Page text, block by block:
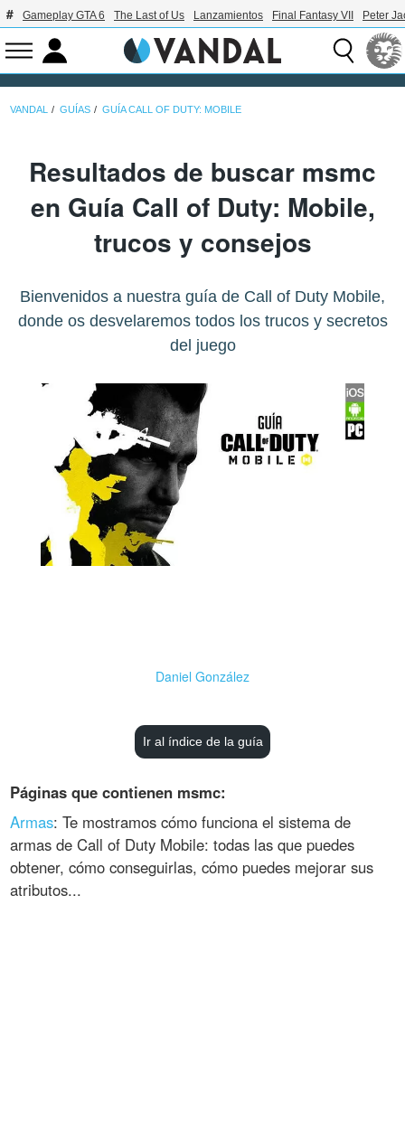
Gameplay GTA 6 The Last of Us Lanzamientos Final Fantasy VII Peter
VANDAL GUÍAS GUÍA CALL OF DUTY: MOBILE
Resultados de buscar msmc
en Guía Call of Duty: Mobile,
trucos y consejos
Bienvenidos a nuestra guía de Call of Duty Mobile,
donde os desvelaremos todos los trucos y secretos
del juego
Daniel González
Ir al índice de la guía
Páginas que contienen msmc:
Armas: Te mostramos cómo funciona el sistema de
armas de Call of Duty Mobile: todas las que puedes
obtener, cómo conseguirlas, cómo puedes mejorar sus
atributos...